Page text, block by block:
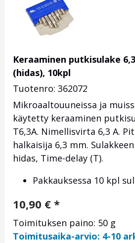
Keraaminen putkisulake
(hidas), 10kpl
Tuotenro: 362072
Mikroaaltouuneissa ja
käytetty keraaminen
T6,3A. Nimellisvirta 6,3 A.
halkaisija 6,3 mm.
hidas, Time-delay (T).
Pakkauksessa 10 kpl
10,90 € *
Toimituksen paino: 50 g
Toimitusaika-arvio: 4-10